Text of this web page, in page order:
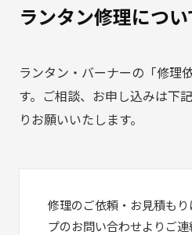
ランタン修理につい
ランタン・バーナーの「修理
す。ご相談、お申し込みは下
りお願いいたします。
修理のご依頼・お見積も
プのお問い合わせよりご連